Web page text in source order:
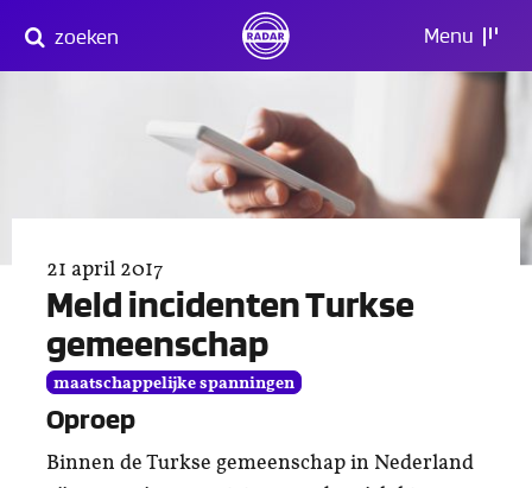
naar
content
zoeken Menu
21 april 2017
Meld incidenten Turkse
gemeenschap
maatschappelijke spanningen
Oproep
Binnen de Turkse gemeenschap in Nederland